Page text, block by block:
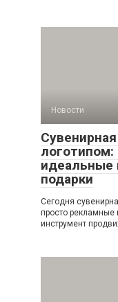
Новости
логотипом:
идеальные
подарки
Сегодня
просто
инструмент